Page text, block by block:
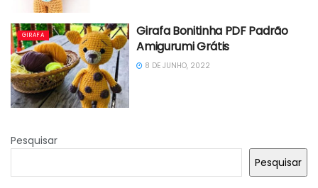
GIRAFA
Girafa Bonitinha PDF Padrão
Amigurumi Grátis
8 DE JUNHO, 2022
Pesquisar
Pesquisar